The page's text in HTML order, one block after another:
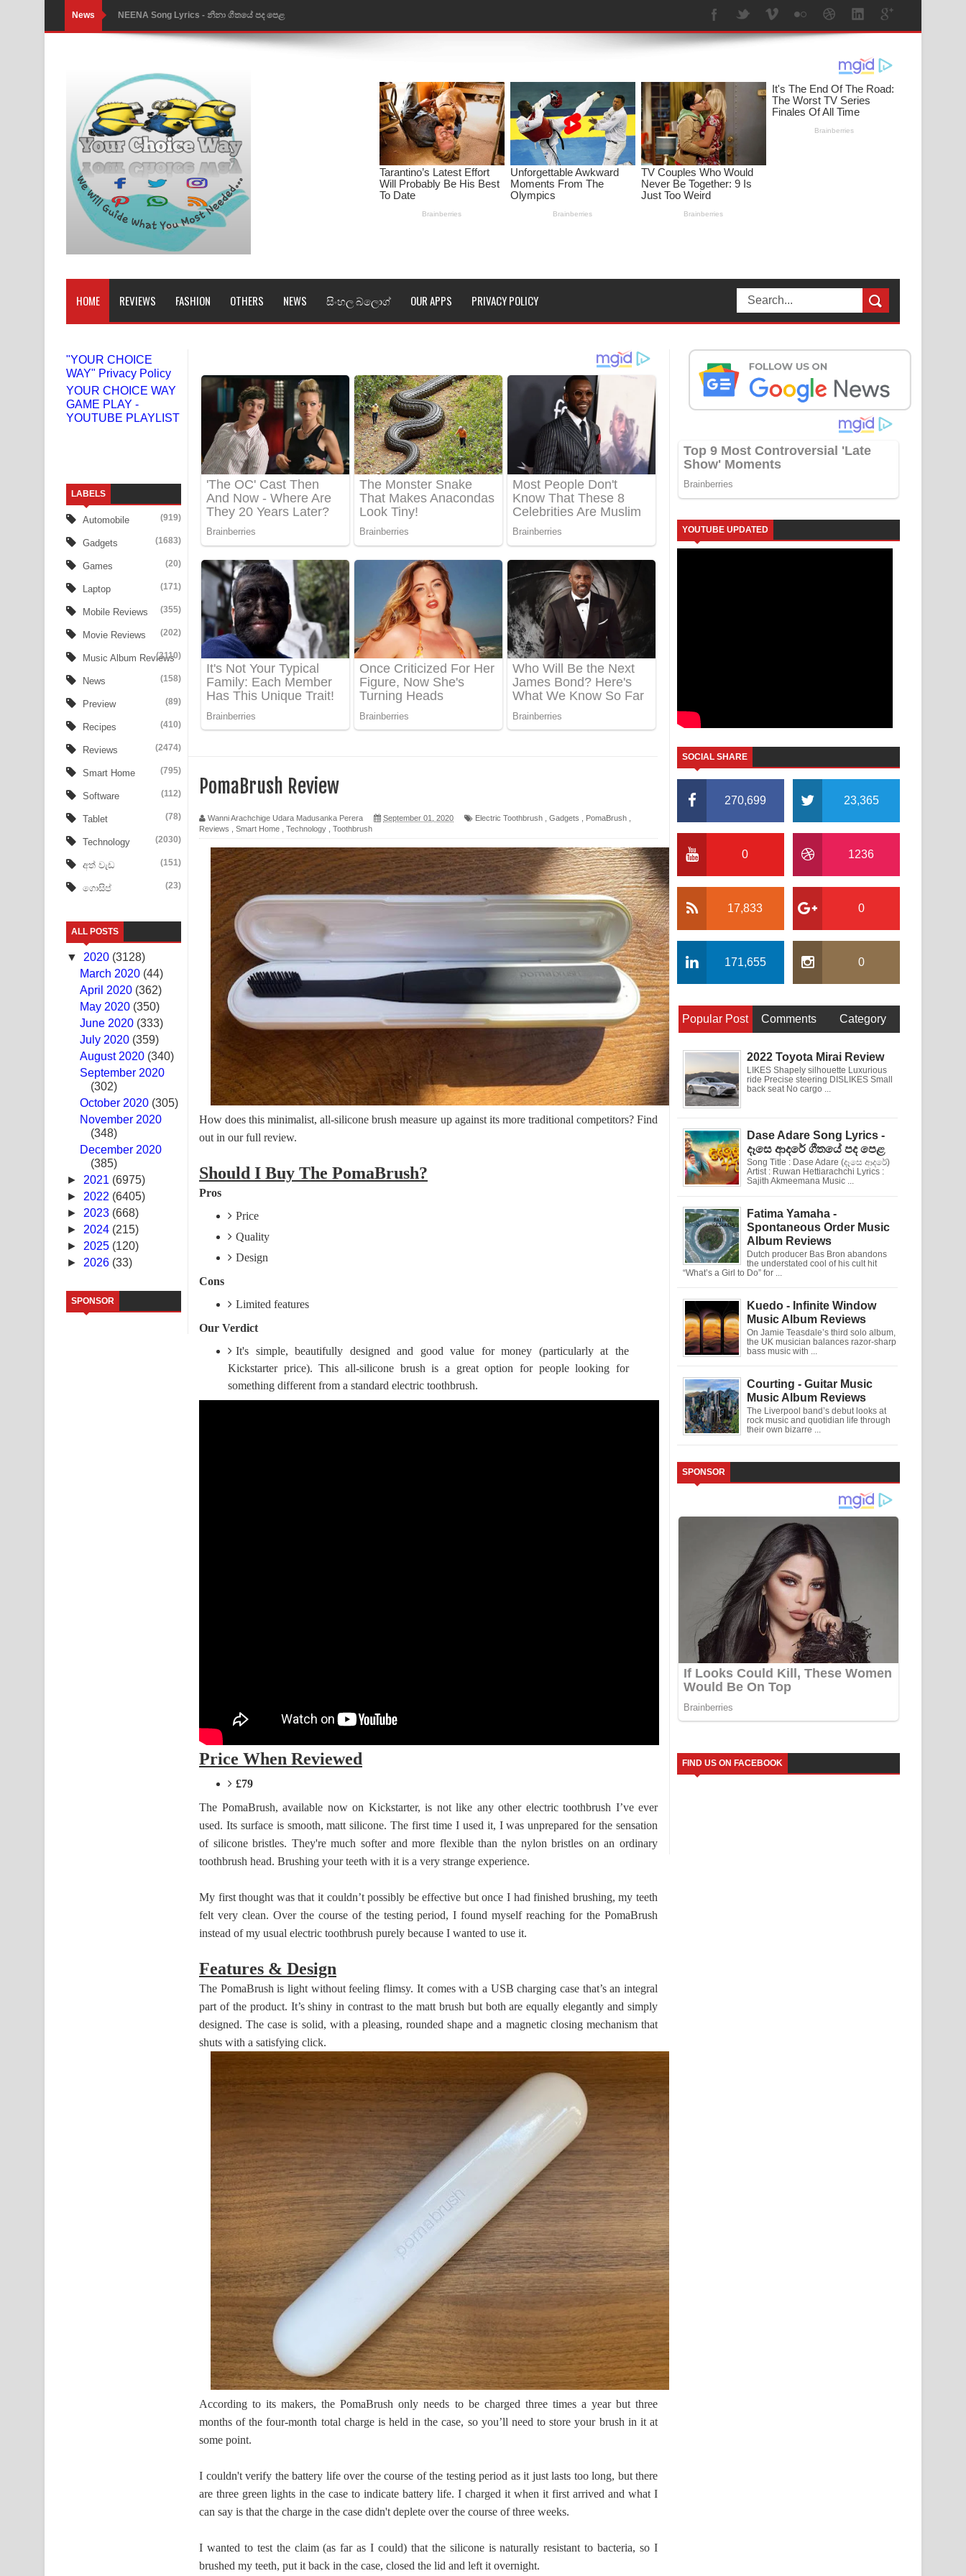
News Ahimi Wimai Himi Song Lyrics - අහිමි විමයි හිමි ගීතයේ පද පෙළ
Mathaka Parana Song Lyrics - මතක පාරනා ගීතයේ පද පෙළ
Nimnadhen Song Lyrics - නිම්නාදෙන් ගීතයේ පද පෙළ
Obamai Mage Adare Song Lyrics - ඔබමයි මගේ ආදරේ ගීතයේ පද පෙළ
Pansal Gihin Song Lyrics - පන්සල් ගිහිං ගීතයේ පද පෙළ
Ankeliya Song Lyrics - අංකෙළිය ගීතයේ පද පෙළ
DEAR GOD Song Lyrics - ඩියර් ගෝඩ් ගීතයේ පද පෙළ
MANAMALA KATHA Song Lyrics - මනමාල කතා ගීතයේ පද පෙළ
Dai Dai Lyrics - Shakira, Burna Boy | 2026 football world cup song lyrics
Numba Dun Aadare Song Lyrics - නුඹ දුන් ආදරේ ගීතයේ පද පෙළ
Liyamuda Dan Anagathe Song Lyrics - ලියමුද දැන් අනාගතේ ගීතයේ පද පෙළ
Doni Song Lyrics - දෝණි ගීතයේ පද පෙළ
Benthara Palame Song Lyrics - බෙන්තර පාලමේ ගීතයේ පද පෙළ
Sanda Babalena Song Lyrics - සඳ බැබලෙන ගීතයේ පද පෙළ
Adare Wadi Nisa Song Lyrics - ආදරේ වැඩි නිසා ගීතයේ පද පෙළ
UNUHUMA Song Lyrics - උණුහුම ගීතයේ පද පෙළ
Katakara Song Lyrics - කටකාර ගීතයේ පද පෙළ
Tharu Yaye Dilena Song Lyrics - තරු යායේ දිලෙනා ගීතයේ පද පෙළ
Ow Man Sosa Song Lyrics - ඔව් මං සෝසා ගීතයේ පද පෙළ
Heavy Weight Song Lyrics
FEVER DREAM Lyrics - Alex Warren
BTS : Hooligan Lyrics
Apa Hamuwee Song Lyrics - අප හමුවී ගීතයේ පද පෙළ
PATHINIYE Song Lyrics - පතිනියනේ ගීතයේ පද පෙළ
Sorry Sir Song Lyrics - සොරි සර් ගීතයේ පද පෙළ
Mathaka Aluthin Liyanna Song Lyrics - මතක අලුතින් ලියන්න ගීතයේ පද පෙළ
Sandak Awith Song Lyrics - සඳක් ඇවිත් ගීතයේ පද පෙළ
Swetha Sande Song Lyrics - ශ්වේත සඳේ ගීතයේ පද පෙළ
Ma Igili Giya Lyrics - මා ඉගිලී ගියා ගීතයේ පද පෙළ
Ras Balan Song Lyrics - රැස් බලන් ගීතයේ පද පෙළ
Hoda sihiyen Song Lyrics - හොද සිහියෙන් ගීතයේ පද පෙළ
Awanken Song Lyrics - අවංකෙන් ගීතයේ පද පෙළ
Pa Sina Song Lyrics - පෑ සිනා ගීතයේ පද පෙළ
Manobhawa Song Lyrics - මනෝභව ගීතයේ පද පෙළ
Akahe Indala Song Lyrics - ආකාහේ ඉඳලා ගීතයේ පද පෙළ
Raawaya Song Lyrics - රාවය ගීතයේ පද පෙළ
Saddeta Denna Song Lyrics - සද්දෙට දෙන්න ගීතයේ පද පෙළ
Kaalaya Song Lyrics - කාලය ගීතයේ පද පෙළ
Sandata Duka Hithila Song Lyrics - සඳට දුක හිතිලා ගීතයේ පද පෙළ
HOME REVIEWS FASHION OTHERS NEWS සිංහල බ්ලොග් OUR APPS PRIVACY POLICY
"YOUR CHOICE
WAY" Privacy Policy
YOUR CHOICE WAY
GAME PLAY -
YOUTUBE PLAYLIST
LABELS
Automobile (919)
Gadgets (1683)
Games (20)
Laptop (171)
Mobile Reviews (355)
Movie Reviews (202)
Music Album Reviews
(3110)
News (158)
Preview (89)
Recipes (410)
Reviews (2474)
Smart Home (795)
Software (112)
Tablet (78)
Technology (2030)
අත් වැඩ (151)
ගොසිප් (23)
ALL POSTS
▼ 2020 (3128)
March 2020 (44)
April 2020 (362)
May 2020 (350)
June 2020 (333)
July 2020 (359)
August 2020 (340)
September 2020
(302)
October 2020 (305)
November 2020
(348)
December 2020
(385)
► 2021 (6975)
► 2022 (6405)
► 2023 (668)
► 2024 (215)
► 2025 (120)
► 2026 (33)
SPONSOR
PomaBrush Review
Wanni Arachchige Udara Madusanka Perera September 01, 2020 Electric Toothbrush Gadgets PomaBrush
Reviews
Smart Home Technology Toothbrush
How does this minimalist, all-silicone brush measure up against its more traditional competitors? Find
out in our full review.
Should I Buy The PomaBrush?
Pros
Price
Quality
Design
Cons
Limited features
Our Verdict
It's simple, beautifully designed and good value for money (particularly at the
Kickstarter price). This all-silicone brush is a great option for people looking for
something different from a standard electric toothbrush.
Price When Reviewed
£79
The PomaBrush, available now on Kickstarter, is not like any other electric toothbrush I’ve ever
used. Its surface is smooth, matt silicone. The first time I used it, I was unprepared for the sensation
of silicone bristles. They're much softer and more flexible than the nylon bristles on an ordinary
toothbrush head. Brushing your teeth with it is a very strange experience.
My first thought was that it couldn’t possibly be effective but once I had finished brushing, my teeth
felt very clean. Over the course of the testing period, I found myself reaching for the PomaBrush
instead of my usual electric toothbrush purely because I wanted to use it.
Features & Design
The PomaBrush is light without feeling flimsy. It comes with a USB charging case that’s an integral
part of the product. It’s shiny in contrast to the matt brush but both are equally elegantly and simply
designed. The case is solid, with a pleasing, rounded shape and a magnetic closing mechanism that
shuts with a satisfying click.
According to its makers, the PomaBrush only needs to be charged three times a year but three
months of the four-month total charge is held in the case, so you’ll need to store your brush in it at
some point.
I couldn't verify the battery life over the course of the testing period as it just lasts too long, but there
are three green lights in the case to indicate battery life. I charged it when it first arrived and what I
can say is that the charge in the case didn't deplete over the course of three weeks.
I wanted to test the claim (as far as I could) that the silicone is naturally resistant to bacteria, so I
brushed my teeth, put it back in the case, closed the lid and left it overnight.
YOUTUBE UPDATED
SOCIAL SHARE
270,699 23,365
0 1236
17,833 0
171,655 0
Popular Post Comments Category
2022 Toyota Mirai Review
LIKES Shapely silhouette Luxurious
ride Precise steering DISLIKES Small
back seat No cargo ...
Dase Adare Song Lyrics -
දෑසෙ ආදරේ ගීතයේ පද පෙළ
Song Title : Dase Adare (දෑසෙ ආදරේ)
Artist : Ruwan Hettiarachchi Lyrics :
Sajith Akmeemana Music ...
Fatima Yamaha -
Spontaneous Order Music
Album Reviews
Dutch producer Bas Bron abandons
the understated cool of his cult hit
“What’s a Girl to Do” for ...
Kuedo - Infinite Window
Music Album Reviews
On Jamie Teasdale’s third solo album,
the UK musician balances razor-sharp
bass music with ...
Courting - Guitar Music
Music Album Reviews
The Liverpool band’s debut looks at
rock music and quotidian life through
their own bizarre ...
SPONSOR
FIND US ON FACEBOOK